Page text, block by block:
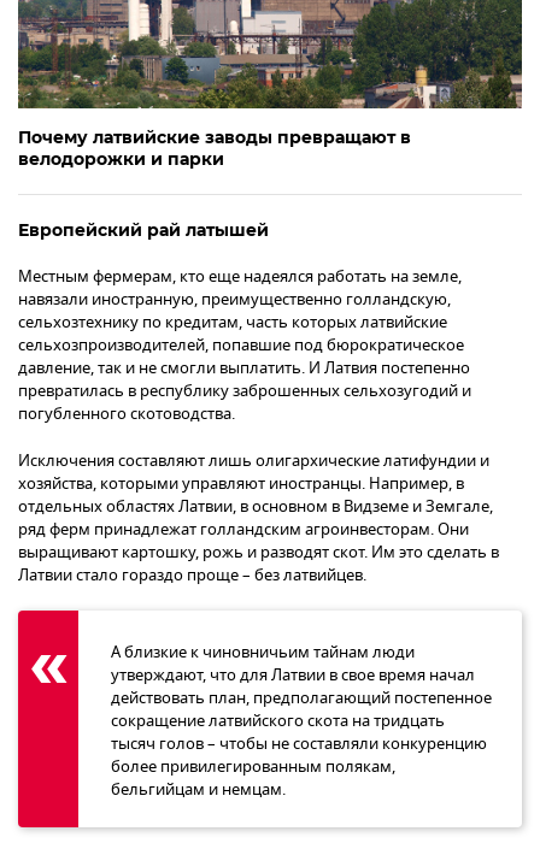
Почему латвийские заводы превращают в
велодорожки и парки
Европейский рай латышей
Местным фермерам, кто еще надеялся работать на земле,
навязали иностранную, преимущественно голландскую,
сельхозтехнику по кредитам, часть которых латвийские
сельхозпроизводителей, попавшие под бюрократическое
давление, так и не смогли выплатить. И Латвия постепенно
превратилась в республику заброшенных сельхозугодий и
погубленного скотоводства.
Исключения составляют лишь олигархические латифундии и
хозяйства, которыми управляют иностранцы. Например, в
отдельных областях Латвии, в основном в Видземе и Земгале,
ряд ферм принадлежат голландским агроинвесторам. Они
выращивают картошку, рожь и разводят скот. Им это сделать в
Латвии стало гораздо проще – без латвийцев.
А близкие к чиновничьим тайнам люди
утверждают, что для Латвии в свое время начал
действовать план, предполагающий постепенное
сокращение латвийского скота на тридцать
тысяч голов – чтобы не составляли конкуренцию
более привилегированным полякам,
бельгийцам и немцам.